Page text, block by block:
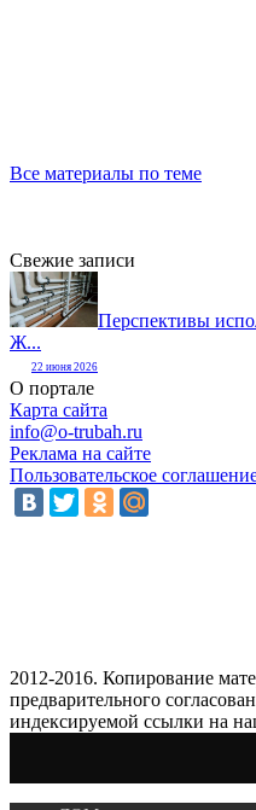
Все материалы по теме
Свежие записи
Перспективы
Ж...
22 июня 2026
О портале
Карта сайта
info@o-trubah.ru
Реклама на сайте
Пользовательское
2012-2016. Копирование
предварительного
индексируемой ссылки на